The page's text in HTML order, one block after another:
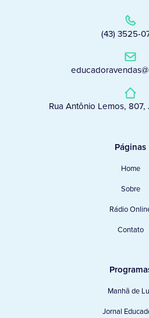
(43) 3525-
Rua Antônio Lemos, 807,
Páginas
Home
Sobre
Rádio
Contato
Manhã de
Jornal